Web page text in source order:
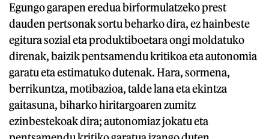
Egungo garapen eredua birformulatzeko prest
dauden pertsonak sortu beharko dira, ez hainbeste
egitura sozial eta produktiboetara ongi moldatuko
direnak, baizik pentsamendu kritikoa eta autonomia
garatu eta estimatuko dutenak. Hara, sormena,
berrikuntza, motibazioa, talde lana eta ekintza
gaitasuna, biharko hiritargoaren zumitz
ezinbestekoak dira; autonomiaz jokatu eta